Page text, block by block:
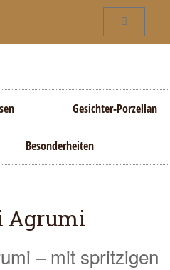
Gesichter-Porzellan
Besonderheiten
Agrumi
– mit spritzigen